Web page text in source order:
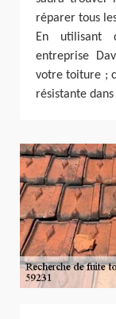
réparer tous
En utilisant
entreprise
votre toiture ;
résistante